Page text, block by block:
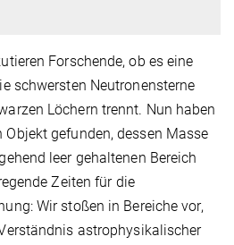
Forschende, ob es eine
schwersten Neutronensterne
Löchern trennt. Nun haben
Objekt gefunden, dessen Masse
leer gehaltenen Bereich
Zeiten für die
Wir stoßen in Bereiche vor,
astrophysikalischer